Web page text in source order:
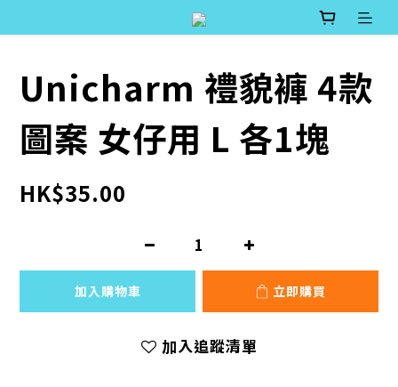
Unicharm 禮貌褲 4款
圖案 女仔用 L 各1塊
HK$35.00
加入購物車 立即購買
加入追蹤清單